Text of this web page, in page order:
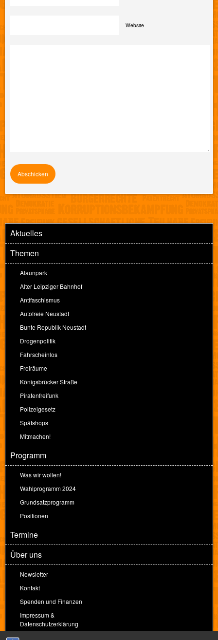
Website
Aktuelles
Themen
Alaunpark
Alter Leipziger Bahnhof
Antifaschismus
Autofreie Neustadt
Bunte Republik Neustadt
Drogenpolitik
Fahrscheinlos
Freiräume
Königsbrücker Straße
Piratenfreifunk
Polizeigesetz
Spätshops
Mitmachen!
Programm
Was wir wollen!
Wahlprogramm 2024
Grundsatzprogramm
Positionen
Termine
Über uns
Newsletter
Kontakt
Spenden und Finanzen
Impressum &
Datenschutzerklärung